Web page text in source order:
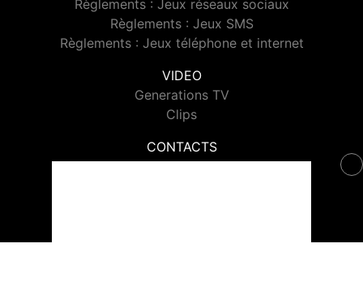
Règlements : Jeux réseaux sociaux
Règlements : Jeux SMS
Règlements : Jeux téléphone et internet
VIDEO
Generations TV
Clips
CONTACTS
Contacter Generations